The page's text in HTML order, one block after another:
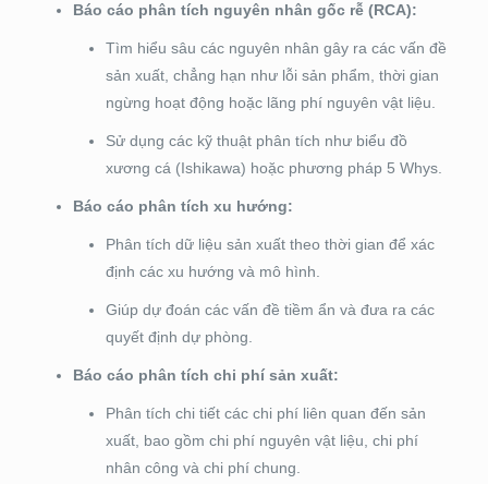
Báo cáo phân tích nguyên nhân gốc rễ (RCA):
Tìm hiểu sâu các nguyên nhân gây ra các vấn đề
sản xuất, chẳng hạn như lỗi sản phẩm, thời gian
ngừng hoạt động hoặc lãng phí nguyên vật liệu.
Sử dụng các kỹ thuật phân tích như biểu đồ
xương cá (Ishikawa) hoặc phương pháp 5 Whys.
Báo cáo phân tích xu hướng:
Phân tích dữ liệu sản xuất theo thời gian để xác
định các xu hướng và mô hình.
Giúp dự đoán các vấn đề tiềm ẩn và đưa ra các
quyết định dự phòng.
Báo cáo phân tích chi phí sản xuất:
Phân tích chi tiết các chi phí liên quan đến sản
xuất, bao gồm chi phí nguyên vật liệu, chi phí
nhân công và chi phí chung.